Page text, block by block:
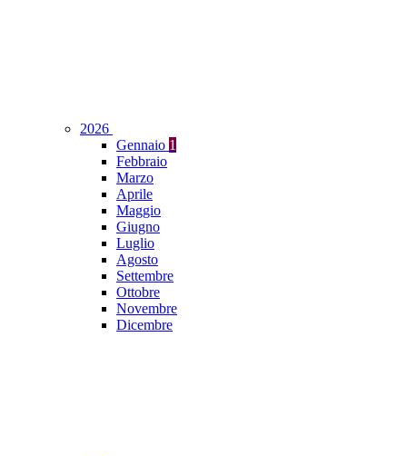
2026
Gennaio 1
Febbraio
Marzo
Aprile
Maggio
Giugno
Luglio
Agosto
Settembre
Ottobre
Novembre
Dicembre